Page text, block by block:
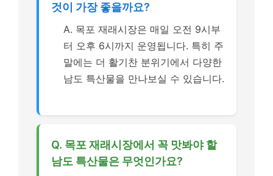
것이 가장 좋을까요?
A. 목포 재래시장은 매일 오전 9시부
터 오후 6시까지 운영됩니다. 특히 주
말에는 더 활기찬 분위기에서 다양한
남도 특산물을 만나보실 수 있습니다.
Q. 목포 재래시장에서 꼭 맛봐야 할
남도 특산물은 무엇인가요?